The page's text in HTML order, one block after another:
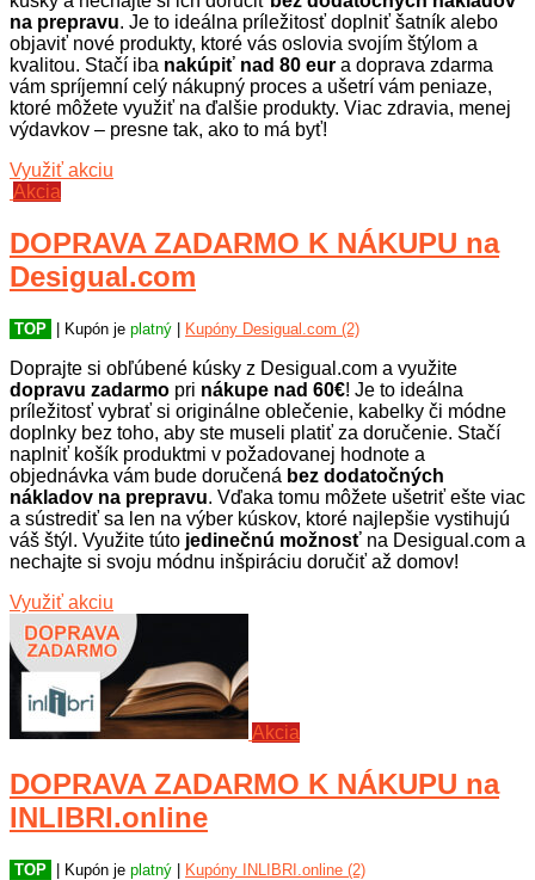
na prepravu. Je to ideálna príležitosť doplniť šatník alebo
objaviť nové produkty, ktoré vás oslovia svojím štýlom a
kvalitou. Stačí iba nakúpiť nad 80 eur a doprava zdarma
vám spríjemní celý nákupný proces a ušetrí vám peniaze,
ktoré môžete využiť na ďalšie produkty. Viac zdravia, menej
výdavkov – presne tak, ako to má byť!
Využiť akciu
Akcia
DOPRAVA ZADARMO K NÁKUPU na
Desigual.com
TOP | Kupón je platný Kupóny Desigual.com (2)
Doprajte si obľúbené kúsky z Desigual.com a využite
dopravu zadarmo pri nákupe nad 60€! Je to ideálna
príležitosť vybrať si originálne oblečenie, kabelky či módne
doplnky bez toho, aby ste museli platiť za doručenie. Stačí
naplniť košík produktmi v požadovanej hodnote a
objednávka vám bude doručená bez dodatočných
nákladov na prepravu. Vďaka tomu môžete ušetriť ešte viac
a sústrediť sa len na výber kúskov, ktoré najlepšie vystihujú
váš štýl. Využite túto jedinečnú možnosť na Desigual.com a
nechajte si svoju módnu inšpiráciu doručiť až domov!
Využiť akciu
Akcia
DOPRAVA ZADARMO K NÁKUPU na
INLIBRI.online
TOP | Kupón je platný Kupóny INLIBRI.online (2)